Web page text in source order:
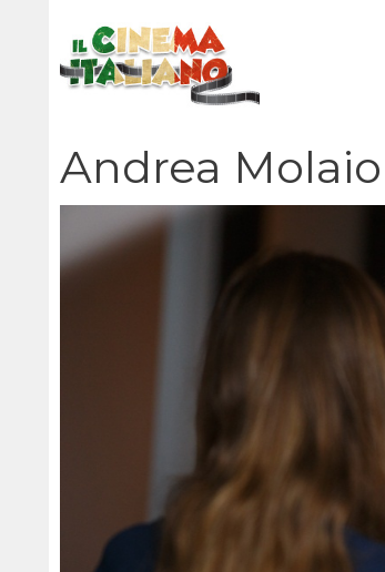
contenuto
Andrea